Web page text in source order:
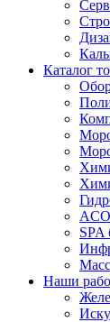
Каталог
SPA
Наши